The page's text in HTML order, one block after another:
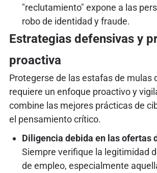
"reclutamiento" expone a las
robo de identidad y fraude.
Estrategias defensivas y
proactiva
Protegerse de las estafas de mulas
requiere un enfoque proactivo y
combine las mejores prácticas de
el pensamiento crítico.
Diligencia debida en las ofertas
Siempre verifique la legitimidad
de empleo, especialmente